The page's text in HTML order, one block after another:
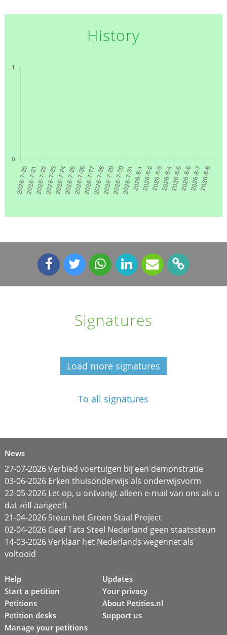
History
Signatures
Load more signatures
To all signatures
News
27-07-2026 Verbied voertuigen bij een demonstratie
03-06-2026 Erken thuisonderwijs als onderwijsvorm
22-05-2026 Let op, u ontvangt alleen e-mail van ons als u
dat zélf aangeeft
21-04-2026 Steun het Groen Staal Project
02-04-2026 Geef Tata Steel Nederland geen staatssteun
14-03-2026 Verklaar het Nederlands wegennet als
voltooid
Help
Start a petition
Petitions
Petition desks
Manage your petitions
Updates
Your privacy
About Petities.nl
Support us